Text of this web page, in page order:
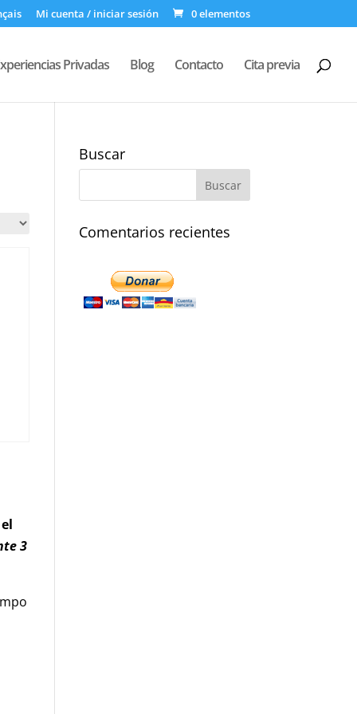
Mi cuenta / iniciar sesión 0 elementos
Privadas Blog Contacto Cita previa
3
Buscar
Comentarios recientes